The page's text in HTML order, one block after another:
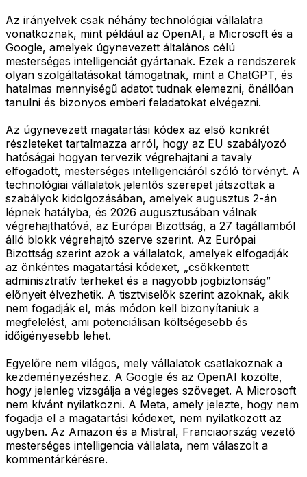
Az irányelvek csak néhány technológiai vállalatra
vonatkoznak, mint például az OpenAI, a Microsoft és a
Google, amelyek úgynevezett általános célú
mesterséges intelligenciát gyártanak. Ezek a rendszerek
olyan szolgáltatásokat támogatnak, mint a ChatGPT, és
hatalmas mennyiségű adatot tudnak elemezni, önállóan
tanulni és bizonyos emberi feladatokat elvégezni.
Az úgynevezett magatartási kódex az első konkrét
részleteket tartalmazza arról, hogy az EU szabályozó
hatóságai hogyan tervezik végrehajtani a tavaly
elfogadott, mesterséges intelligenciáról szóló törvényt. A
technológiai vállalatok jelentős szerepet játszottak a
szabályok kidolgozásában, amelyek augusztus 2-án
lépnek hatályba, és 2026 augusztusában válnak
végrehajthatóvá, az Európai Bizottság, a 27 tagállamból
álló blokk végrehajtó szerve szerint. Az Európai
Bizottság szerint azok a vállalatok, amelyek elfogadják
az önkéntes magatartási kódexet, „csökkentett
adminisztratív terheket és a nagyobb jogbiztonság”
előnyeit élvezhetik. A tisztviselők szerint azoknak, akik
nem fogadják el, más módon kell bizonyítaniuk a
megfelelést, ami potenciálisan költségesebb és
időigényesebb lehet.
Egyelőre nem világos, mely vállalatok csatlakoznak a
kezdeményezéshez. A Google és az OpenAI közölte,
hogy jelenleg vizsgálja a végleges szöveget. A Microsoft
nem kívánt nyilatkozni. A Meta, amely jelezte, hogy nem
fogadja el a magatartási kódexet, nem nyilatkozott az
ügyben. Az Amazon és a Mistral, Franciaország vezető
mesterséges intelligencia vállalata, nem válaszolt a
kommentárkérésre.